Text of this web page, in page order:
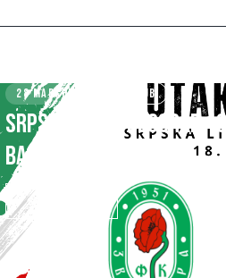
28 MARCH 2025 KLUB
SRPSKA LIGA – BEOGRAD
BASK TEK
SAZNAJ VIŠE